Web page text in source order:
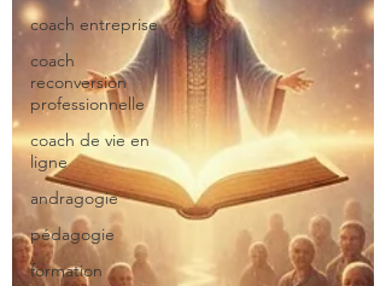
coach entreprise
coach
reconversion
professionnelle
coach de vie en
ligne
andragogie
pédagogie
formation